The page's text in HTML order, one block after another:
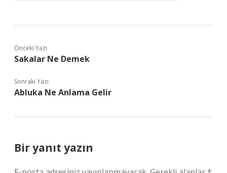
Önceki Yazı
Sakalar Ne Demek
Sonraki Yazı
Abluka Ne Anlama Gelir
Bir yanıt yazın